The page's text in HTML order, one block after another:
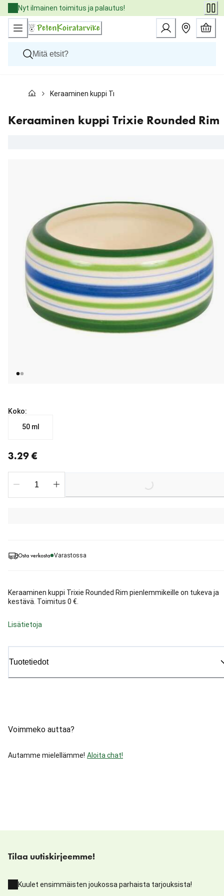
Skip
to
Content
Nyt ilmainen toimitus ja palautus!
Kissat
Eläinlääkäriruoat
Tuotemerkit
Keraaminen kuppi Trixie Rounded Rim
Keraaminen kuppi Trixie Rounded Rim
Osta verkosta Varastossa
Keraaminen kuppi Trixie Rounded Rim pienlemmikeille on tukeva ja
kestävä. Toimitus 0 €.
Lisätietoja
Tuotetiedot
Voimmeko auttaa?
Autamme mielellämme! Aloita chat!
Koko:
50 ml
3.29 €
Tilaa uutiskirjeemme!
Kuulet ensimmäisten joukossa parhaista tarjouksista!